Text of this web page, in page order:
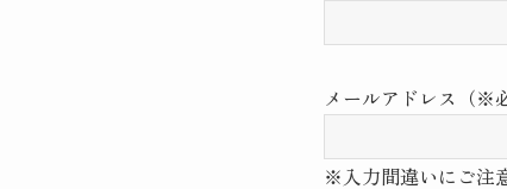
メールアドレス（※
※入力間違いにご注